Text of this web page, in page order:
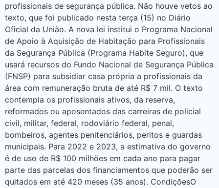
profissionais de segurança pública. Não houve vetos ao
texto, que foi publicado nesta terça (15) no Diário
Oficial da União. A nova lei institui o Programa Nacional
de Apoio à Aquisição de Habitação para Profissionais
da Segurança Pública (Programa Habite Seguro), que
usará recursos do Fundo Nacional de Segurança Pública
(FNSP) para subsidiar casa própria a profissionais da
área com remuneração bruta de até R$ 7 mil. O texto
contempla os profissionais ativos, da reserva,
reformados ou aposentados das carreiras de policial
civil, militar, federal, rodoviário federal, penal,
bombeiros, agentes penitenciários, peritos e guardas
municipais. Para 2022 e 2023, a estimativa do governo
é de uso de R$ 100 milhões em cada ano para pagar
parte das parcelas dos financiamentos que poderão ser
quitados em até 420 meses (35 anos). CondiçõesO